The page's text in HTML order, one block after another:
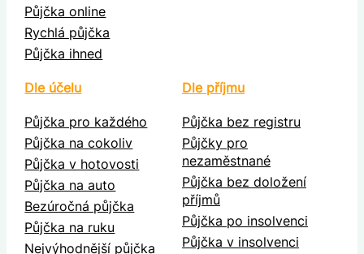
Půjčka online
Rychlá půjčka
Půjčka ihned
Dle účelu
Půjčka pro každého
Půjčka na cokoliv
Půjčka v hotovosti
Půjčka na auto
Bezúročná půjčka
Půjčka na ruku
Nejvýhodnější půjčka
Dle příjmu
Půjčka bez registru
Půjčky pro
nezaměstnané
Půjčka bez doložení
příjmů
Půjčka po insolvenci
Půjčka v insolvenci